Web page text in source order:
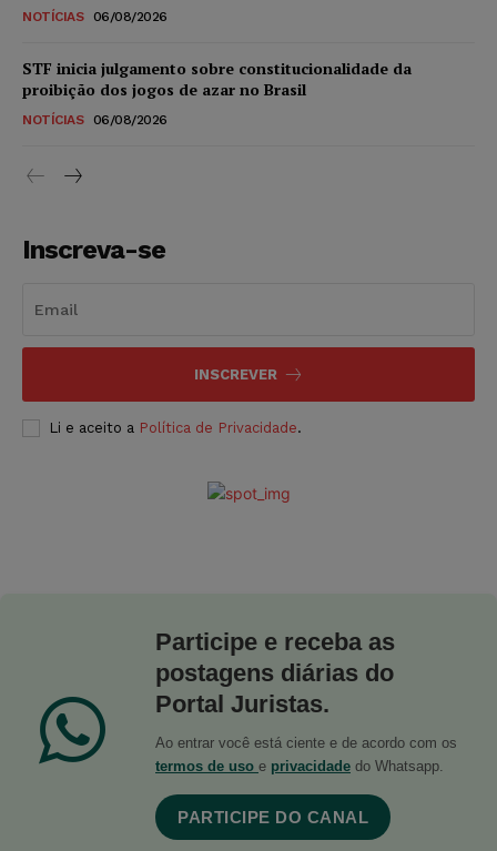
NOTÍCIAS 06/08/2026
STF inicia julgamento sobre constitucionalidade da
proibição dos jogos de azar no Brasil
NOTÍCIAS 06/08/2026
Inscreva-se
INSCREVER
Li e aceito a Política de Privacidade.
Participe e receba as
postagens diárias do
Portal Juristas.
Ao entrar você está ciente e de acordo com os
termos de uso e privacidade do Whatsapp.
PARTICIPE DO CANAL